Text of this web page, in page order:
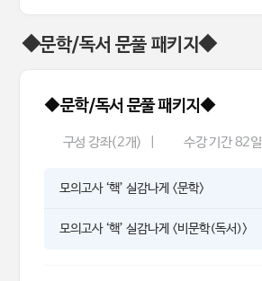
◆문학/독서 문풀 패키지◆
◆문학/독서 문풀 패키지◆
구성 강좌(2개) 수강 기간 82일
모의고사 ‘핵’ 실감나게 <문학>
모의고사 ‘핵’ 실감나게 <비문학(독서)>